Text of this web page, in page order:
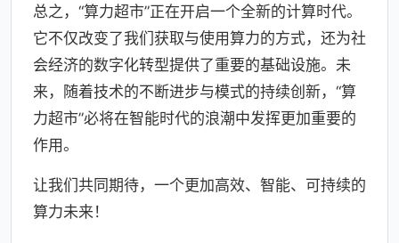
总之，“算力超市”正在开启一个全新的计算时代。
它不仅改变了我们获取与使用算力的方式，还为社
会经济的数字化转型提供了重要的基础设施。未
来，随着技术的不断进步与模式的持续创新，“算
力超市”必将在智能时代的浪潮中发挥更加重要的
作用。
让我们共同期待，一个更加高效、智能、可持续的
算力未来！